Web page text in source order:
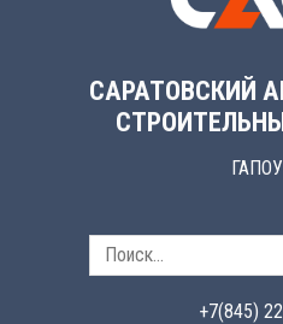
САРАТОВСКИЙ
+7(845)